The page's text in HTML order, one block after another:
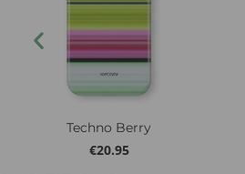
Techno Berry
€20.95